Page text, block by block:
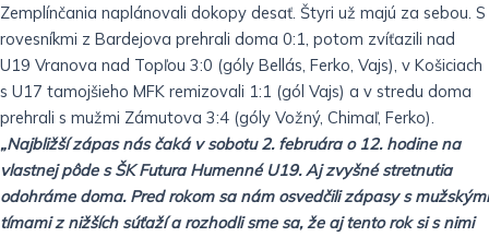
Zemplínčania naplánovali dokopy desať. Štyri už majú za sebou. S
rovesníkmi z Bardejova prehrali doma 0:1, potom zvíťazili nad
U19 Vranova nad Topľou 3:0 (góly Bellás, Ferko, Vajs), v Košiciach
s U17 tamojšieho MFK remizovali 1:1 (gól Vajs) a v stredu doma
prehrali s mužmi Zámutova 3:4 (góly Vožný, Chimaľ, Ferko).
„Najbližší zápas nás čaká v sobotu 2. februára o 12. hodine na
vlastnej pôde s ŠK Futura Humenné U19. Aj zvyšné stretnutia
odohráme doma. Pred rokom sa nám osvedčili zápasy s mužskými
tímami z nižších súťaží a rozhodli sme sa, že aj tento rok si s nimi